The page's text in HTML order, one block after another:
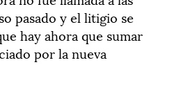
pasado y el litigio se
hay ahora que sumar
por la nueva